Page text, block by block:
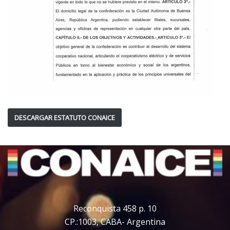
DESCARGAR ESTATUTO CONAICE
Reconquista 458 p. 10
CP.:1003, CABA- Argentina